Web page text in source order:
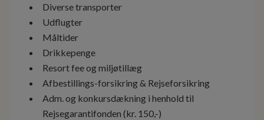
Diverse transporter
Udflugter
Måltider
Drikkepenge
Resort fee og miljøtillæg
Afbestillings-forsikring & Rejseforsikring
Adm. og konkursdækning i henhold til
Rejsegarantifonden (kr. 150,-)